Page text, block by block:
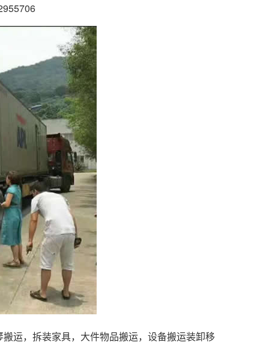
运，拆装家具，大件物品搬运，设备搬运装卸移